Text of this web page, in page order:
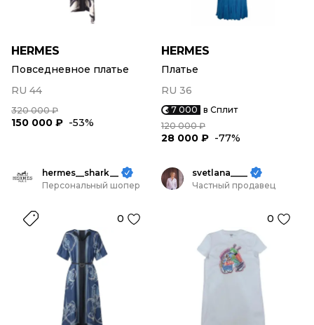
HERMES
Повседневное платье
RU 44
320 000 ₽
150 000 ₽ -53%
HERMES
Платье
RU 36
7 000 в Сплит
120 000 ₽
28 000 ₽ -77%
hermes__shark__
Персональный шопер
0
svetlana____
Частный продавец
0